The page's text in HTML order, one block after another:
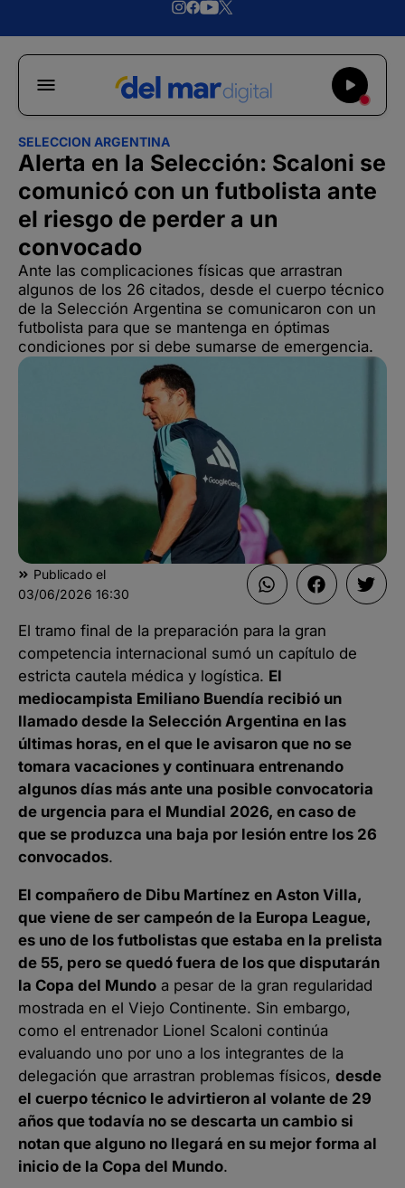
SELECCION ARGENTINA
Alerta en la Selección: Scaloni se
comunicó con un futbolista ante
el riesgo de perder a un
convocado
Ante las complicaciones físicas que arrastran
algunos de los 26 citados, desde el cuerpo técnico
de la Selección Argentina se comunicaron con un
futbolista para que se mantenga en óptimas
condiciones por si debe sumarse de emergencia.
Publicado el
03/06/2026 16:30
El tramo final de la preparación para la gran
competencia internacional sumó un capítulo de
estricta cautela médica y logística. El
mediocampista Emiliano Buendía recibió un
llamado desde la Selección Argentina en las
últimas horas, en el que le avisaron que no se
tomara vacaciones y continuara entrenando
algunos días más ante una posible convocatoria
de urgencia para el Mundial 2026, en caso de
que se produzca una baja por lesión entre los 26
convocados.
El compañero de Dibu Martínez en Aston Villa,
que viene de ser campeón de la Europa League,
es uno de los futbolistas que estaba en la prelista
de 55, pero se quedó fuera de los que disputarán
la Copa del Mundo a pesar de la gran regularidad
mostrada en el Viejo Continente. Sin embargo,
como el entrenador Lionel Scaloni continúa
evaluando uno por uno a los integrantes de la
delegación que arrastran problemas físicos, desde
el cuerpo técnico le advirtieron al volante de 29
años que todavía no se descarta un cambio si
notan que alguno no llegará en su mejor forma al
inicio de la Copa del Mundo.